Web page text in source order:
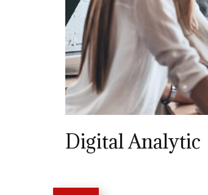
Digital Analytic